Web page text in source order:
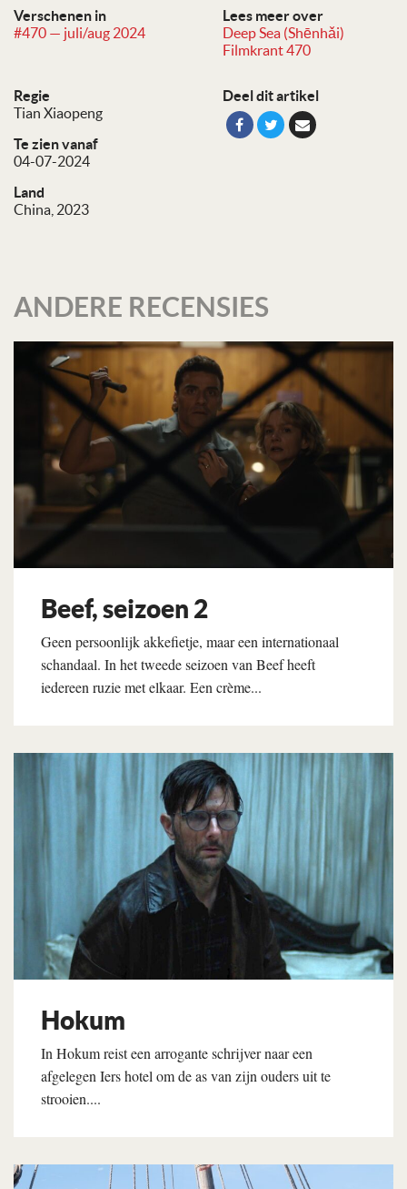
Verschenen in
#470 — juli/aug 2024
Lees meer over
Deep Sea (Shēnhǎi)
Filmkrant 470
Regie
Tian Xiaopeng
Te zien vanaf
04-07-2024
Land
China, 2023
Deel dit artikel
ANDERE RECENSIES
Beef, seizoen 2
Geen persoonlijk akkefietje, maar een internationaal
schandaal. In het tweede seizoen van Beef heeft
iedereen ruzie met elkaar. Een crème...
Lees verder
Hokum
In Hokum reist een arrogante schrijver naar een
afgelegen Iers hotel om de as van zijn ouders uit te
strooien....
Lees verder